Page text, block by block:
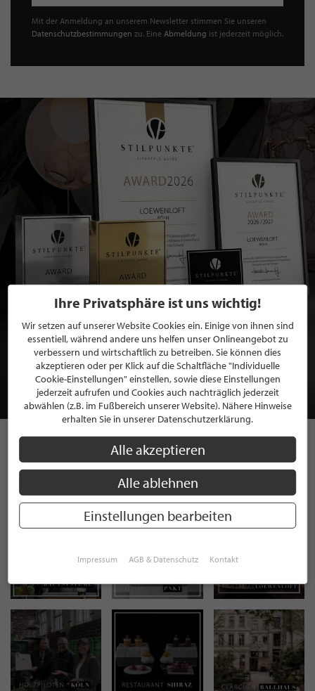
Mit der Anmeldung an unserem Newsletter stimmen Sie unseren
Datenschutzbestimmungen zu. Eine Abmeldung ist jederzeit möglich.
BEWERBEN SIE SICH FÜR EINE GRATIS
MITGLIEDSCHAFT BEI STILPUNKTE®
JETZT GRATIS BEWERBEN
STILPUNKTE AUF
INSTAGRAM
Ihre Privatsphäre ist uns wichtig!
Wir setzen auf unserer Website Cookies ein. Einige von ihnen sind
essentiell, während andere uns helfen unser Onlineangebot zu
verbessern und wirtschaftlich zu betreiben. Sie können dies
akzeptieren oder per Klick auf die Schaltfläche "Individuelle
Cookie-Einstellungen" einstellen, sowie diese Einstellungen
jederzeit aufrufen und Cookies auch nachträglich jederzeit
abwählen (z.B. im Fußbereich unserer Website). Nähere Hinweise
erhalten Sie in unserer Datenschutzerklärung.
Alle akzeptieren
Alle ablehnen
Einstellungen bearbeiten
Impressum AGB & Datenschutz Kontakt